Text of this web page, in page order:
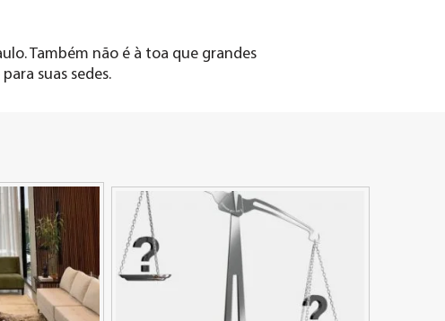
Também não é à toa que grandes
suas sedes.